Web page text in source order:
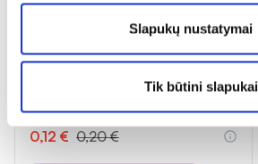
Slapukų nustatymai
Tik būtini slapukai
-40%
INGENCARE sterilus chirurginis
pleistras, 6 cm x 8 cm, 1 vnt.
Įvertinimas 5.0 iš 5
0,12 € 0,20 €